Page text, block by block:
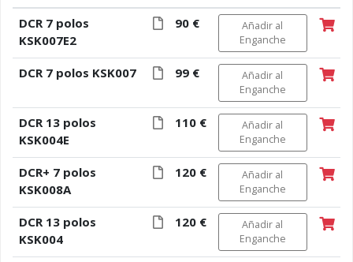
DCR 7 polos
KSK007E2
90 €
Añadir al
Enganche
DCR 7 polos KSK007 99 €
Añadir al
Enganche
DCR 13 polos
KSK004E
110 €
Añadir al
Enganche
DCR+ 7 polos
KSK008A
120 €
Añadir al
Enganche
DCR 13 polos
KSK004
120 €
Añadir al
Enganche